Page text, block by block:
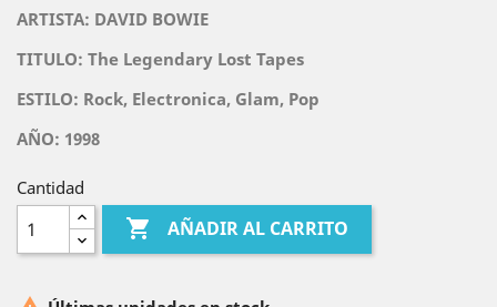
ARTISTA: DAVID BOWIE
TITULO: The Legendary Lost Tapes
ESTILO: Rock, Electronica, Glam, Pop
AÑO: 1998
Cantidad
 AÑADIR AL CARRITO